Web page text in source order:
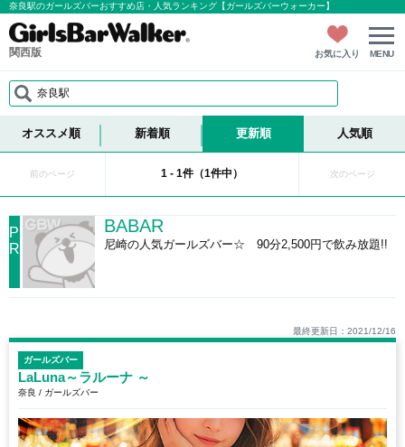
奈良駅のガールズバーおすすめ店・人気ランキング【ガールズバーウォーカー】
関西版 お気に入り MENU
奈良駅
オススメ順 新着順 更新順 人気順
前のページ 1 - 1件（1件中） 次のページ
P
R
BABAR
尼崎の人気ガールズバー☆ 90分2,500円で飲み放題!!
最終更新日：2021/12/16
ガールズバー
LaLuna～ラルーナ ～
奈良 / ガールズバー